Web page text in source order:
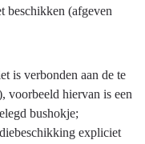
beschikken (afgeven
is verbonden aan de te
voorbeeld hiervan is een
bushokje;
expliciet